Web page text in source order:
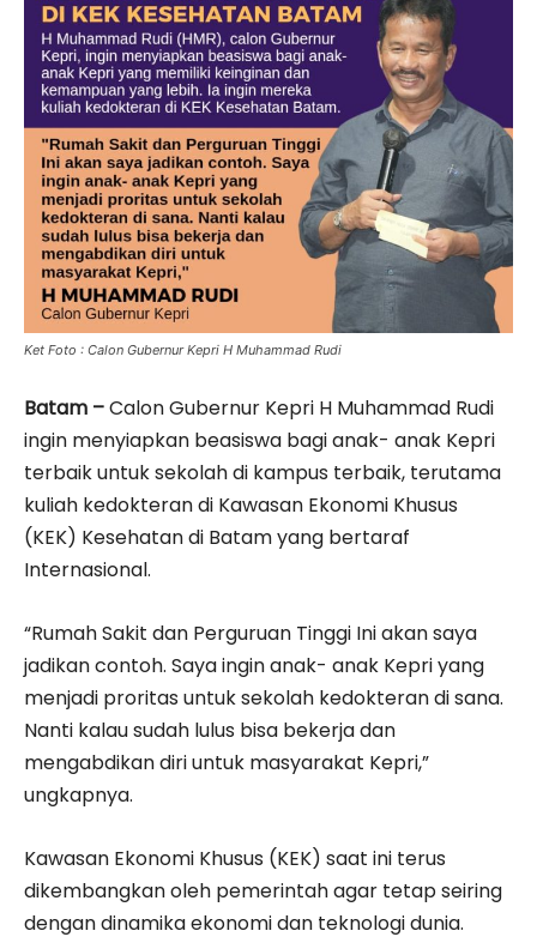
Ket Foto : Calon Gubernur Kepri H Muhammad Rudi
Batam –Calon Gubernur Kepri H Muhammad Rudi
ingin menyiapkan beasiswa bagi anak- anak Kepri
terbaik untuk sekolah di kampus terbaik, terutama
kuliah kedokteran di Kawasan Ekonomi Khusus
(KEK) Kesehatan di Batam yang bertaraf
Internasional.
“Rumah Sakit dan Perguruan Tinggi Ini akan saya
jadikan contoh. Saya ingin anak- anak Kepri yang
menjadi proritas untuk sekolah kedokteran di sana.
Nanti kalau sudah lulus bisa bekerja dan
mengabdikan diri untuk masyarakat Kepri,”
ungkapnya.
Kawasan Ekonomi Khusus (KEK) saat ini terus
dikembangkan oleh pemerintah agar tetap seiring
dengan dinamika ekonomi dan teknologi dunia.